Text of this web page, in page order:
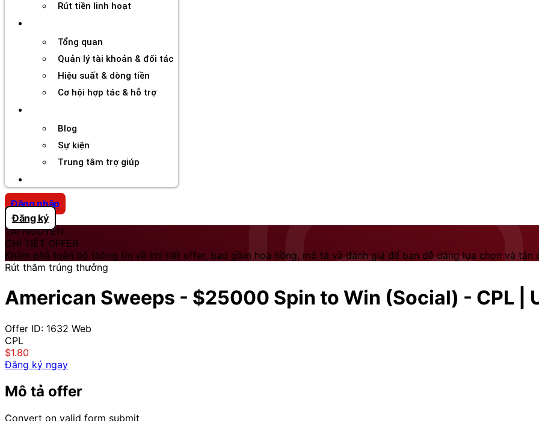
Rút tiền linh hoạt
Tổng quan
Quản lý tài khoản & đối tác
Hiệu suất & dòng tiền
Cơ hội hợp tác & hỗ trợ
Blog
Sự kiện
Trung tâm trợ giúp
Đăng nhập
Đăng ký
TÀI NGUYÊN
CHI TIẾT OFFER
Khám phá toàn bộ thông tin về chi tiết offer, bao gồm hoa hồng, mô tả và đánh giá để bạn dễ dàng lựa chọn và tận
Rút thăm trúng thưởng
American Sweeps - $25000 Spin to Win (Social) - CPL |
Offer ID: 1632 Web
CPL
$1.80
Đăng ký ngay
Mô tả offer
Convert on valid form submit